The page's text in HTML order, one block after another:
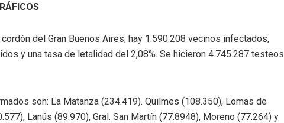
del Gran Buenos Aires, hay 1.590.208 vecinos infectados,
y una tasa de letalidad del 2,08%. Se hicieron 4.745.287 testeos
son: La Matanza (234.419). Quilmes (108.350), Lomas de
Lanús (89.970), Gral. San Martín (77.8948), Moreno (77.264) y